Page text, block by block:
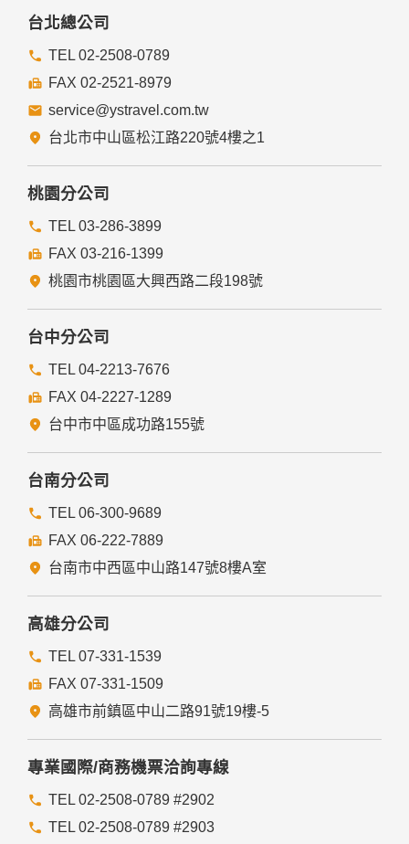
台北總公司
TEL 02-2508-0789
FAX 02-2521-8979
service@ystravel.com.tw
台北市中山區松江路220號4樓之1
桃園分公司
TEL 03-286-3899
FAX 03-216-1399
桃園市桃園區大興西路二段198號
台中分公司
TEL 04-2213-7676
FAX 04-2227-1289
台中市中區成功路155號
台南分公司
TEL 06-300-9689
FAX 06-222-7889
台南市中西區中山路147號8樓A室
高雄分公司
TEL 07-331-1539
FAX 07-331-1509
高雄市前鎮區中山二路91號19樓-5
專業國際/商務機票洽詢專線
TEL 02-2508-0789 #2902
TEL 02-2508-0789 #2903